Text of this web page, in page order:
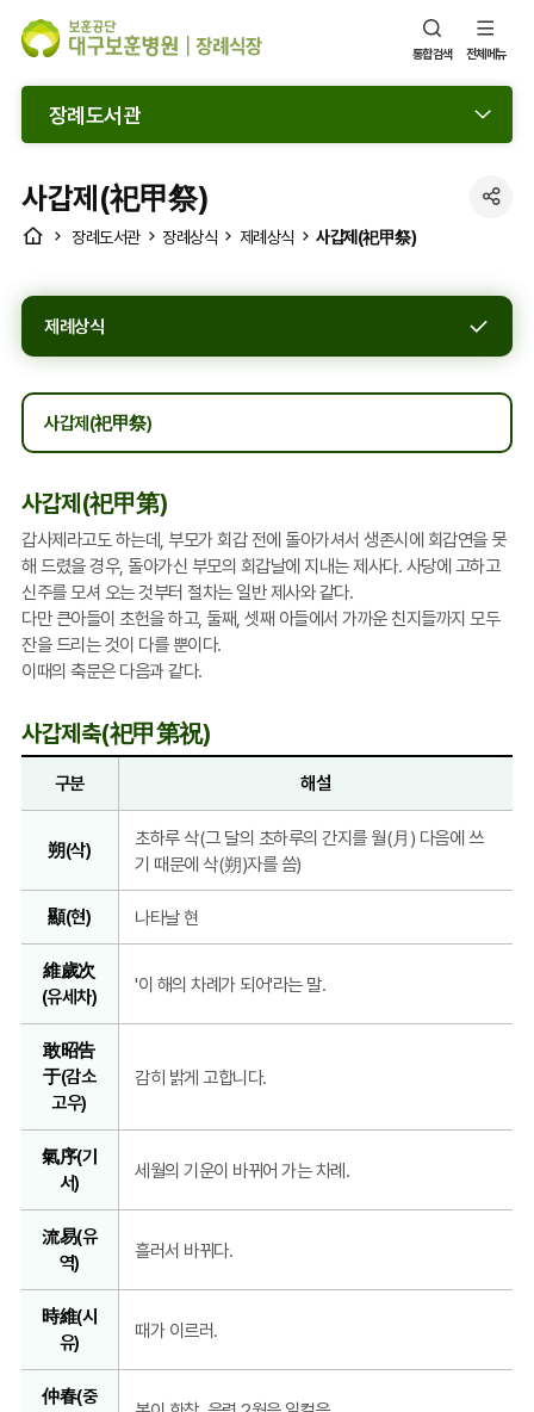
통합검색 전체메뉴
장례도서관
사갑제(祀甲祭)
HOME 장례도서관 장례상식 제례상식 사갑제(祀甲祭)
SNS
열
제례상식
사갑제(祀甲祭)
사갑제(祀甲第)
갑사제라고도 하는데, 부모가 회갑 전에 돌아가셔서 생존시에 회갑연을 못
해 드렸을 경우, 돌아가신 부모의 회갑날에 지내는 제사다. 사당에 고하고
신주를 모셔 오는 것부터 절차는 일반 제사와 같다.
다만 큰아들이 초헌을 하고, 둘째, 셋째 아들에서 가까운 친지들까지 모두
잔을 드리는 것이 다를 뿐이다.
이때의 축문은 다음과 같다.
사갑제축(祀甲第祝)
구분 해설
朔(삭)
초하루 삭(그 달의 초하루의 간지를 월(月) 다음에 쓰
기 때문에 삭(朔)자를 씀)
顯(현) 나타날 현
維歲次
(유세차)
'이 해의 차례가 되어'라는 말.
敢昭告
于(감소
고우)
감히 밝게 고합니다.
氣序(기
서)
세월의 기운이 바뀌어 가는 차례.
流易(유
역)
흘러서 바뀌다.
時維(시
유)
때가 이르러.
仲春(중